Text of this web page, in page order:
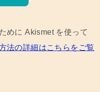
めに Akismet を使って
法の詳細はこちらをご覧